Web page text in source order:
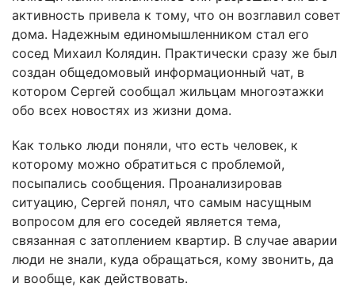
активность привела к тому, что он возглавил совет
дома. Надежным единомышленником стал его
сосед Михаил Колядин. Практически сразу же был
создан общедомовый информационный чат, в
котором Сергей сообщал жильцам многоэтажки
обо всех новостях из жизни дома.
Как только люди поняли, что есть человек, к
которому можно обратиться с проблемой,
посыпались сообщения. Проанализировав
ситуацию, Сергей понял, что самым насущным
вопросом для его соседей является тема,
связанная с затоплением квартир. В случае аварии
люди не знали, куда обращаться, кому звонить, да
и вообще, как действовать.